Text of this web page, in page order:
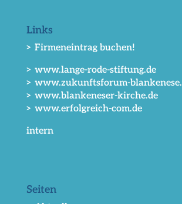
Links
> Firmeneintrag buchen!
> www.lange-rode-stiftung.de
> www.zukunftsforum-
> www.blankeneser-kirche.de
> www.erfolgreich-com.de
intern
Seiten